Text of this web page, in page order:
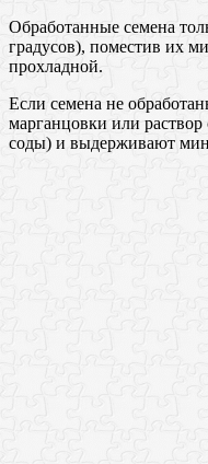
Обработанные семена
градусов), поместив их
прохладной.
Если семена не
марганцовки или
соды) и выдерживают